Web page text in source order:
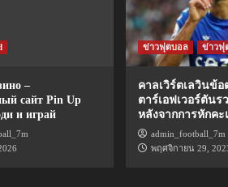
–
сайт Pin Up
и играй
ข่าวฟุตบอล ข่าวฟุ
คาลเวิร์ตเลวินข้
ตาร์เอฟเวอร์ตันร
หลังจากการหักค
admin_football_7m
พฤศจิกายน 29,